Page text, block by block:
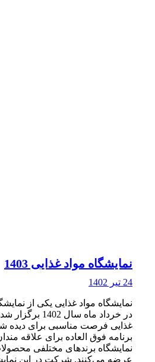
نمایشگاه مواد غذایی 1403
24 تیر 1402
نمایشگاه مواد غذایی یکی از
در خرداد ماه
غذایی فرصت مناسبی برای دیده
برنامه فوق العاده برای علاقه
نمایشگاه برندهای مختلفی
عرضه می‌کنند. شرکت در این